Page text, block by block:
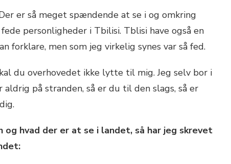
er så meget spændende at se i og omkring
personligheder i Tbilisi. Tblisi have også en
forklare, men som jeg virkelig synes var så fed.
du overhovedet ikke lytte til mig. Jeg selv bor i
på stranden, så er du til den slags, så er
og hvad der er at se i landet, så har jeg skrevet